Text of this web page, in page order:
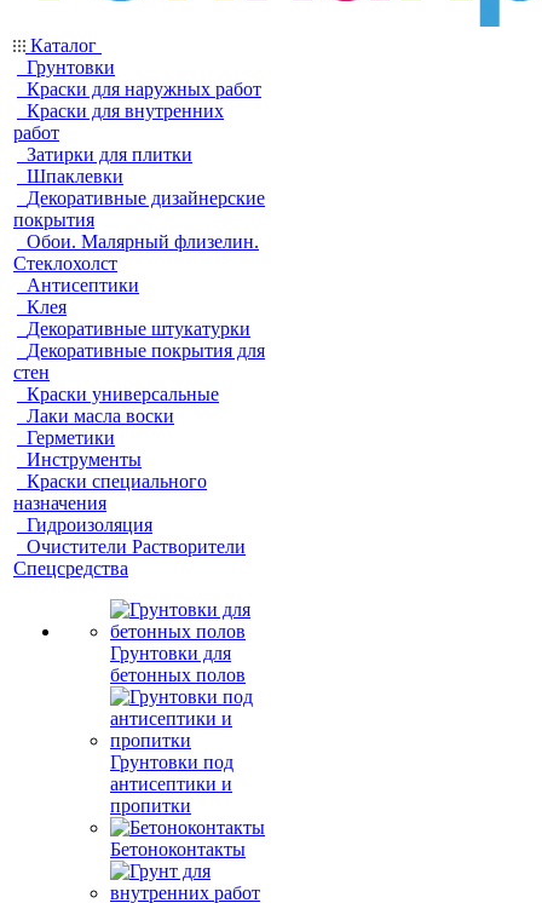
Каталог
Грунтовки
Краски для наружных работ
Краски для внутренних
работ
Затирки для плитки
Шпаклевки
Декоративные дизайнерские
покрытия
Обои. Малярный флизелин.
Стеклохолст
Антисептики
Клея
Декоративные штукатурки
Декоративные покрытия для
стен
Краски универсальные
Лаки масла воски
Герметики
Инструменты
Краски специального
назначения
Гидроизоляция
Очистители Растворители
Спецсредства
Грунтовки для
бетонных полов
Грунтовки под
антисептики и
пропитки
Бетоноконтакты